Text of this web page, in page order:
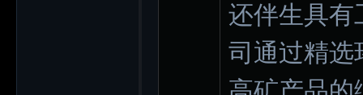
还伴生具有
司通过精选